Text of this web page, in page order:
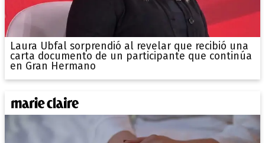
Laura Ubfal sorprendió al revelar que recibió una
carta documento de un participante que continúa
en Gran Hermano